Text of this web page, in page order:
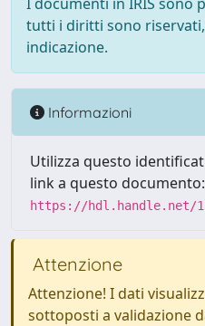
tutti i diritti sono
indicazione.
Informazioni
Utilizza questo
link a questo documento:
https://hdl.handle.net/
Attenzione
Attenzione! I dati
sottoposti a validazione